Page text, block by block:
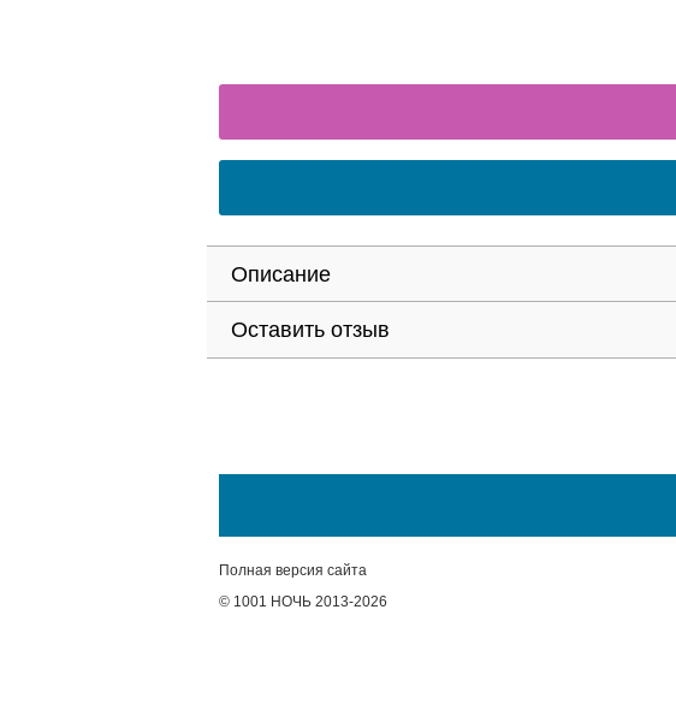
Описание
Оставить отзыв
Полная версия сайта
© 1001 НОЧЬ 2013-2026